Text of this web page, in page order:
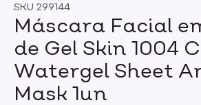
SKU 299144
Máscara Facial
de Gel Skin 1004
Watergel Sheet
Mask 1un